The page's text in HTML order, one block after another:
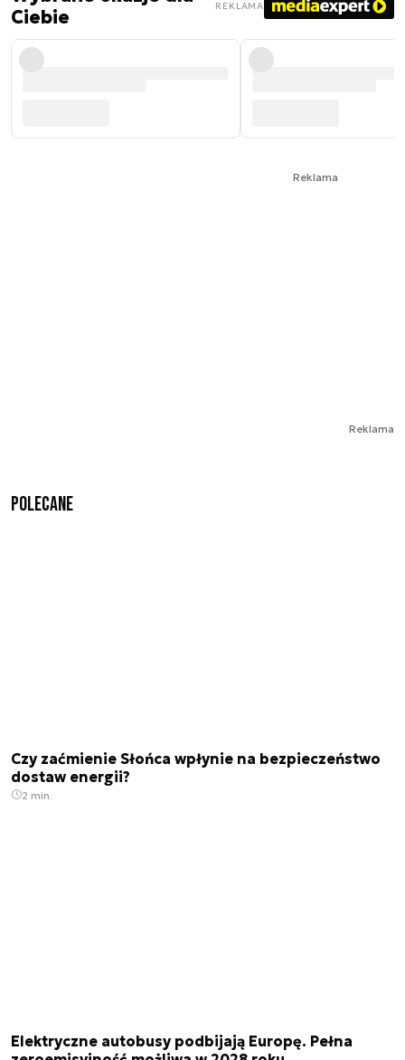
Ciebie
REKLAMA
Reklama
Reklama
Polecane
Czy zaćmienie Słońca wpłynie na bezpieczeństwo
dostaw energii?
2 min.
Elektryczne autobusy podbijają Europę. Pełna